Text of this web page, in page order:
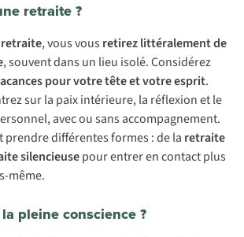
retraite ?
retraite, vous vous retirez littéralement de
, souvent dans un lieu isolé. Considérez
pour votre tête et votre esprit.
sur la paix intérieure, la réflexion et le
avec ou sans accompagnement.
prendre différentes formes : de la retraite
silencieusepour entrer en contact plus
même.
pleine conscience ?